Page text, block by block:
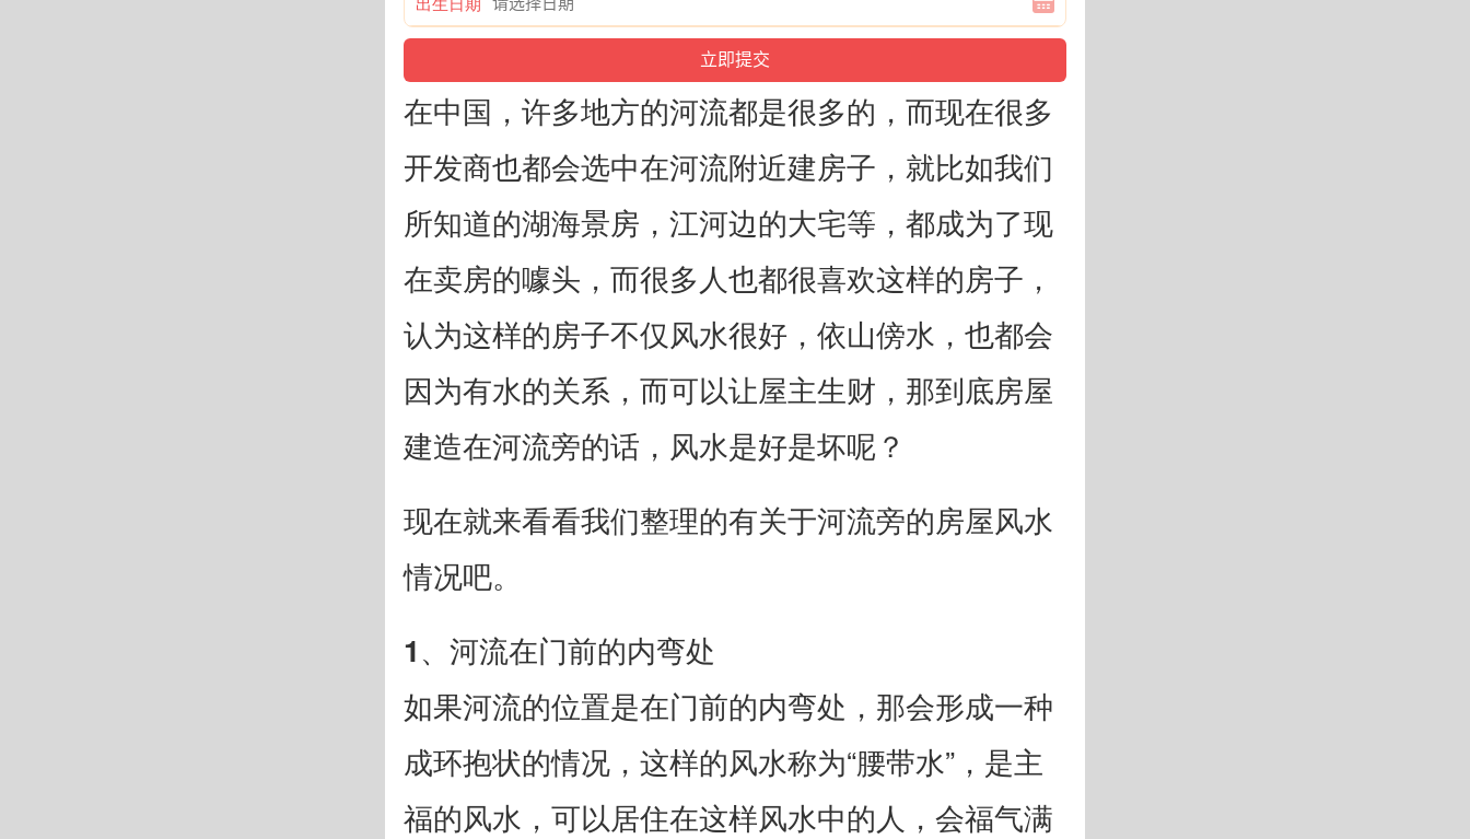
在中国，许多地方的河流都是很多的，而现在很多
开发商也都会选中在河流附近建房子，就比如我们
所知道的湖海景房，江河边的大宅等，都成为了现
在卖房的噱头，而很多人也都很喜欢这样的房子，
认为这样的房子不仅风水很好，依山傍水，也都会
因为有水的关系，而可以让屋主生财，那到底房屋
建造在河流旁的话，风水是好是坏呢？
现在就来看看我们整理的有关于河流旁的房屋风水
情况吧。
1、河流在门前的内弯处
如果河流的位置是在门前的内弯处，那会形成一种
成环抱状的情况，这样的风水称为“腰带水”，是主
福的风水，可以居住在这样风水中的人，会福气满